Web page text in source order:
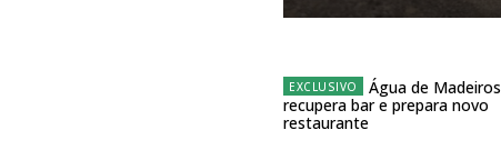
12 meses
Acesso ao conteúdo online
Água de Madeiros
recupera bar e prepara novo
restaurante